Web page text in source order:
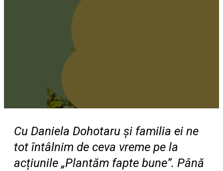
Cu Daniela Dohotaru și familia ei ne
tot întâlnim de ceva vreme pe la
acțiunile „Plantăm fapte bune”. Până